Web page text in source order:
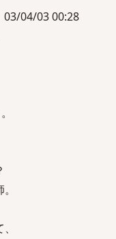
03/04/03 00:28